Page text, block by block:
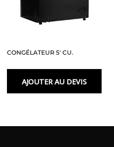
CONGÉLATEUR 5′ CU.
AJOUTER AU DEVIS